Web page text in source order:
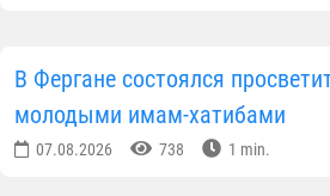
В Фергане состоялся
молодыми имам-хатибами
07.08.2026 738 1 min.